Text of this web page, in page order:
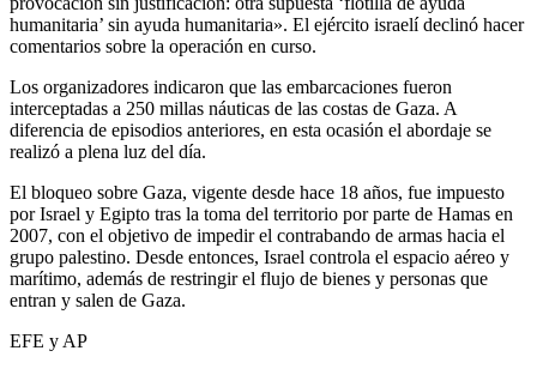
humanitaria’ sin ayuda humanitaria». El ejército israelí declinó hacer
comentarios sobre la operación en curso.
Los organizadores indicaron que las embarcaciones fueron
interceptadas a 250 millas náuticas de las costas de Gaza. A
diferencia de episodios anteriores, en esta ocasión el abordaje se
realizó a plena luz del día.
El bloqueo sobre Gaza, vigente desde hace 18 años, fue impuesto
por Israel y Egipto tras la toma del territorio por parte de Hamas en
2007, con el objetivo de impedir el contrabando de armas hacia el
grupo palestino. Desde entonces, Israel controla el espacio aéreo y
marítimo, además de restringir el flujo de bienes y personas que
entran y salen de Gaza.
EFE y AP